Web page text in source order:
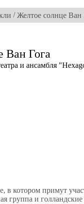
/Желтое солнце Ван
Ван Гога
и ансамбля
в котором примут
группа и